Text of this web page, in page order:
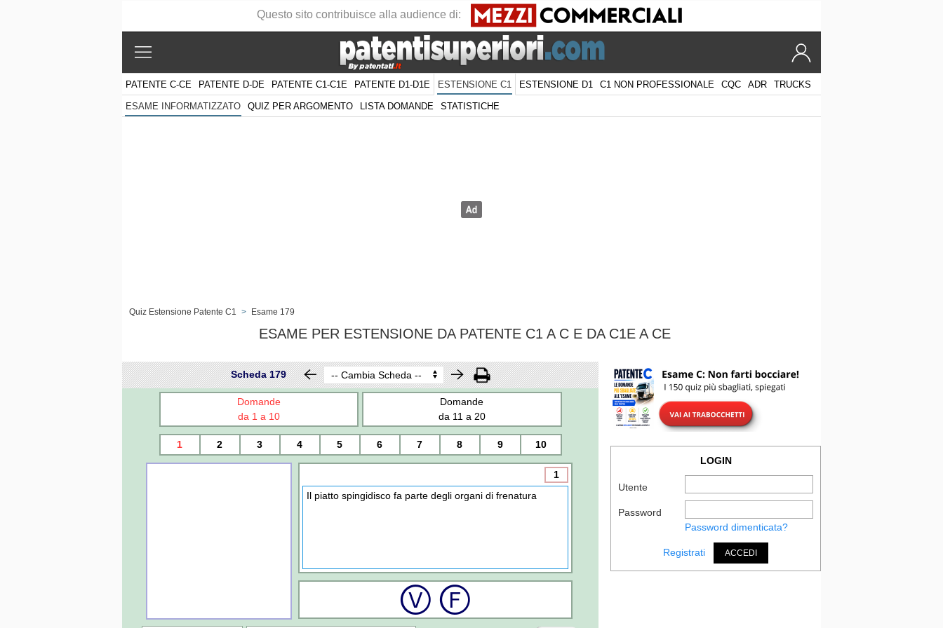
PATENTE C-CE PATENTE D-DE PATENTE C1-C1E PATENTE D1-D1E ESTENSIONE C1 ESTENSIONE D1 C1 NON PROFESSIONALE CQC ADR TRUCKS
ESAME INFORMATIZZATO QUIZ PER ARGOMENTO LISTA DOMANDE STATISTICHE
Quiz Estensione Patente C1 > Esame 179
ESAME PER ESTENSIONE DA PATENTE C1 A C E DA C1E A CE
Scheda 179
Domande
da 1 a 10
Domande
da 11 a 20
1 2 3 4 5 6 7 8 9 10
1
Il piatto spingidisco fa parte degli organi di frenatura
LOGIN
Utente
Password
Password dimenticata?
Registrati ACCEDI
Questo sito contribuisce alla audience di: